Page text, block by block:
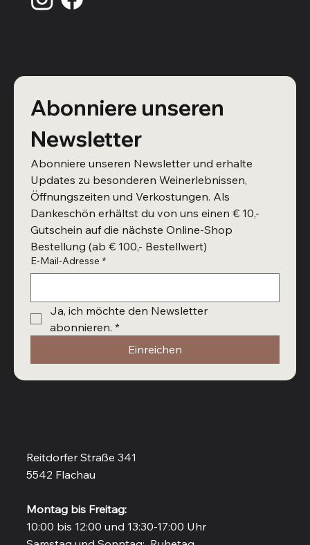
Reitdorfer Straße 341
5542 Flachau
Montag bis Freitag:
10:00 bis 12:00 und 13:30-17:00 Uhr
Abonniere unseren
Newsletter
Abonniere unseren Newsletter und erhalte
Updates zu besonderen Weinerlebnissen,
Öffnungszeiten und Verkostungen. Als
Dankeschön erhältst du von uns einen € 10,-
Gutschein auf die nächste Online-Shop
Bestellung (ab € 100,- Bestellwert)
E-Mail-Adresse *
Ja, ich möchte den Newsletter
abonnieren. *
Einreichen